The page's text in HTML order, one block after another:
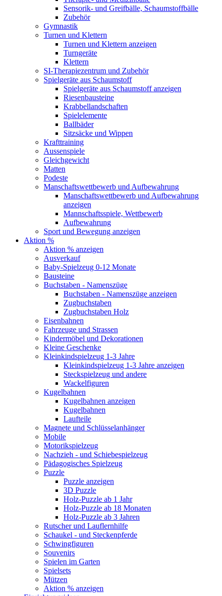
Sensorik- und Greifbälle, Schaumstoffbälle
Zubehör
Gymnastik
Turnen und Klettern
Turnen und Klettern anzeigen
Turngeräte
Klettern
SI-Therapiezentrum und Zubehör
Spielgeräte aus Schaumstoff
Spielgeräte aus Schaumstoff anzeigen
Riesenbausteine
Krabbellandschaften
Spielelemente
Ballbäder
Sitzsäcke und Wippen
Krafttraining
Aussenspiele
Gleichgewicht
Matten
Podeste
Manschaftswettbewerb und Aufbewahrung
Manschaftswettbewerb und Aufbewahrung
anzeigen
Mannschaftsspiele, Wettbewerb
Aufbewahrung
Sport und Bewegung anzeigen
Aktion %
Aktion % anzeigen
Ausverkauf
Baby-Spielzeug 0-12 Monate
Bausteine
Buchstaben - Namenszüge
Buchstaben - Namenszüge anzeigen
Zugbuchstaben
Zugbuchstaben Holz
Eisenbahnen
Fahrzeuge und Strassen
Kindermöbel und Dekorationen
Kleine Geschenke
Kleinkindspielzeug 1-3 Jahre
Kleinkindspielzeug 1-3 Jahre anzeigen
Steckspielzeug und andere
Wackelfiguren
Kugelbahnen
Kugelbahnen anzeigen
Kugelbahnen
Laufteile
Magnete und Schlüsselanhänger
Mobile
Motorikspielzeug
Nachzieh - und Schiebespielzeug
Pädagogisches Spielzeug
Puzzle
Puzzle anzeigen
3D Puzzle
Holz-Puzzle ab 1 Jahr
Holz-Puzzle ab 18 Monaten
Holz-Puzzle ab 3 Jahren
Rutscher und Lauflernhilfe
Schaukel - und Steckenpferde
Schwingfiguren
Souvenirs
Spielen im Garten
Spielsets
Mützen
Aktion % anzeigen